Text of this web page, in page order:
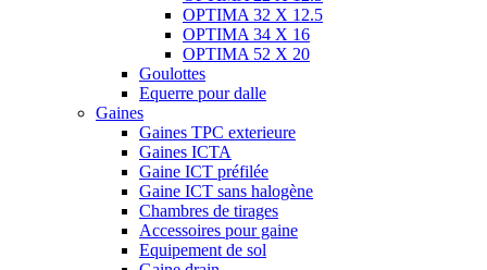
OPTIMA 32 X 12.5
OPTIMA 34 X 16
OPTIMA 52 X 20
Goulottes
Equerre pour dalle
Gaines
Gaines TPC exterieure
Gaines ICTA
Gaine ICT préfilée
Gaine ICT sans halogène
Chambres de tirages
Accessoires pour gaine
Equipement de sol